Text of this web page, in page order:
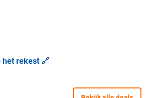
het rekest 🔗